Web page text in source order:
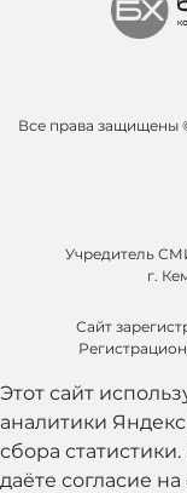
Все права защищены
Учредитель
г.
Сайт
Этот сайт
аналитики
сбора
даёте согласие